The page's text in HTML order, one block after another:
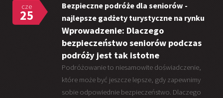
cze
25
Bezpieczne podróże dla seniorów -
najlepsze gadżety turystyczne na rynku
Wprowadzenie: Dlaczego
bezpieczeństwo seniorów podczas
podróży jest tak istotne
Podróżowanie to niesamowite doświadczenie,
które może być jeszcze lepsze, gdy zapewnimy
sobie odpowiednie bezpieczeństwo. Dlaczego